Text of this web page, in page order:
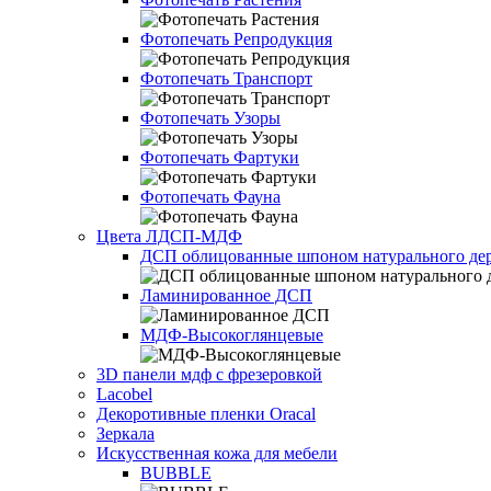
Фотопечать Репродукция
Фотопечать Транспорт
Фотопечать Узоры
Фотопечать Фартуки
Фотопечать Фауна
Цвета ЛДСП-МДФ
ДСП облицованные шпоном натурального
Ламинированное ДСП
МДФ-Высокоглянцевые
3D панели мдф с фрезеровкой
Lacobel
Декоротивные пленки Oracal
Зеркала
Искусственная кожа для мебели
BUBBLE